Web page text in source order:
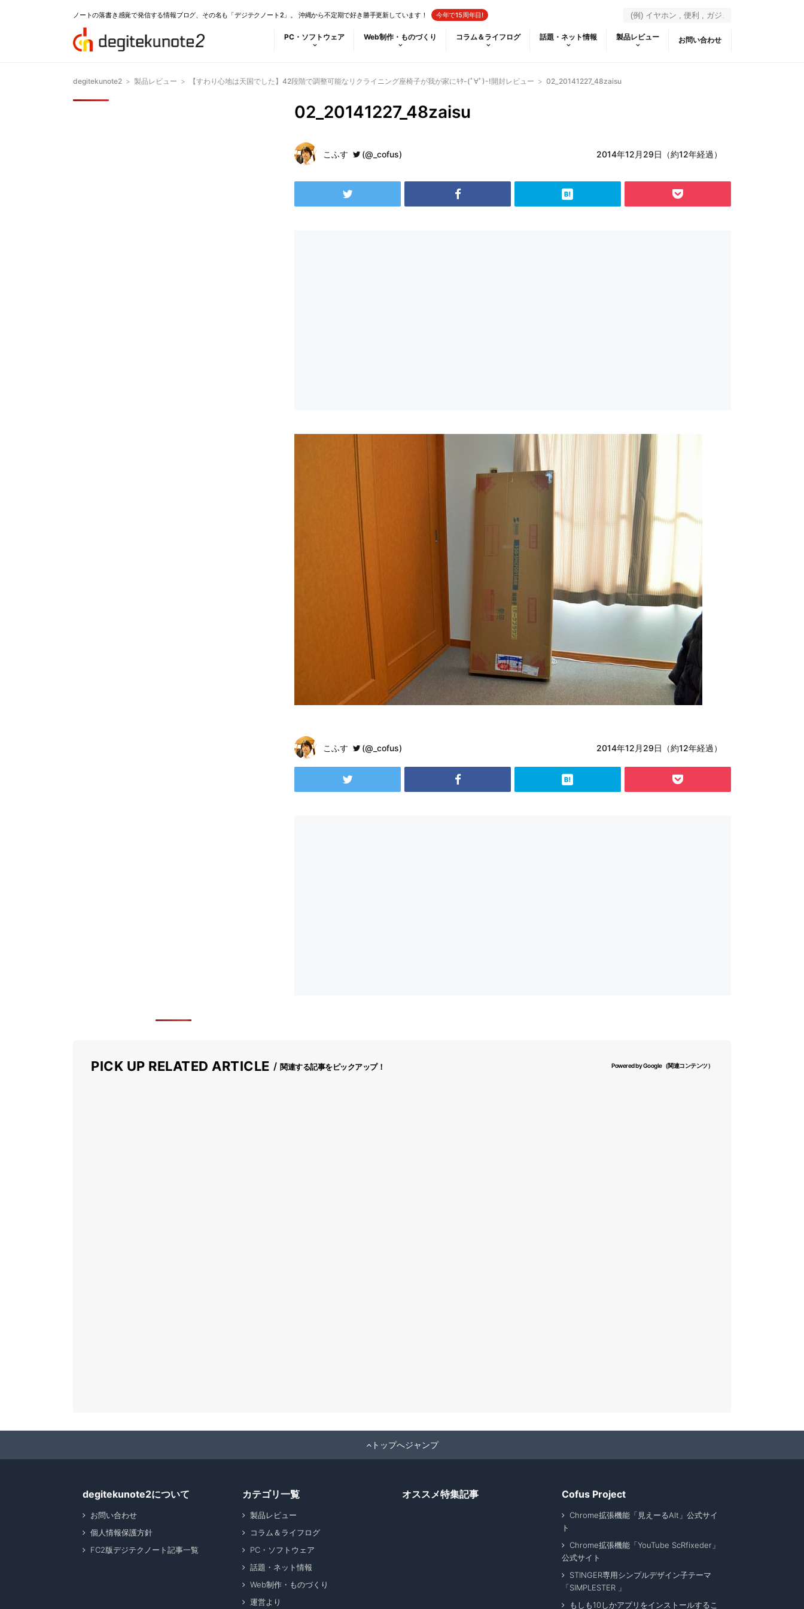
ノートの落書き感覚で発信する情報ブログ、その名も「デジテクノート2」。 沖縄から不定期で好き勝手更新しています！ 今年で15周年目!
PC・ソフトウェア Web制作・ものづくり コラム＆ライフログ 話題・ネット情報 製品レビュー お問い合わせ
degitekunote2 > 製品レビュー > 【すわり心地は天国でした】42段階で調整可能なリクライニング座椅子が我が家にｷﾀ-(ﾟ∀ﾟ)-!開封レビュー > 02_20141227_48zaisu
02_20141227_48zaisu
こふす (@_cofus) 2014年12月29日（約12年経過）
こふす (@_cofus) 2014年12月29日（約12年経過）
PICK UP RELATED ARTICLE 関連する記事をピックアップ！ Powered by Google（関連コンテンツ）
トップへジャンプ
degitekunote2について
お問い合わせ
個人情報保護方針
FC2版デジテクノート記事一覧
カテゴリ一覧
製品レビュー
コラム＆ライフログ
PC・ソフトウェア
話題・ネット情報
Web制作・ものづくり
運営より
オススメ特集記事 Cofus Project
Chrome拡張機能「見えーるAlt」公式サイ
ト
Chrome拡張機能「YouTube ScRfixeder」
公式サイト
STINGER専用シンプルデザイン子テーマ
「SIMPLESTER 」
もしも10しかアプリをインストールするこ